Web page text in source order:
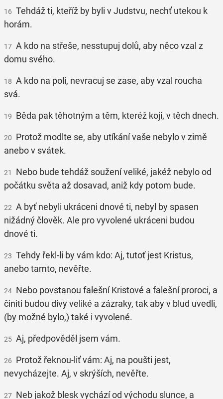
16 Tehdáž ti, kteříž by byli v Judstvu, nechť utekou k
horám.
17 A kdo na střeše, nesstupuj dolů, aby něco vzal z
domu svého.
18 A kdo na poli, nevracuj se zase, aby vzal roucha
svá.
19 Běda pak těhotným a těm, kteréž kojí, v těch dnech.
20 Protož modlte se, aby utíkání vaše nebylo v zimě
anebo v svátek.
21
Nebo bude tehdáž soužení veliké, jakéž nebylo od
počátku světa až dosavad, aniž kdy potom bude.
22 A byť nebyli ukráceni dnové ti, nebyl by spasen
nižádný člověk. Ale pro vyvolené ukráceni budou
dnové ti.
23 Tehdy řekl-li by vám kdo: Aj, tutoť jest Kristus,
anebo tamto, nevěřte.
24 Nebo povstanou falešní Kristové a falešní proroci, a
činiti budou divy veliké a zázraky, tak aby v blud uvedli,
(by možné bylo,) také i vyvolené.
25 Aj, předpověděl jsem vám.
26 Protož řeknou-liť vám: Aj, na poušti jest,
nevycházejte. Aj, v skrýších, nevěřte.
27 Neb jakož blesk vychází od východu slunce, a